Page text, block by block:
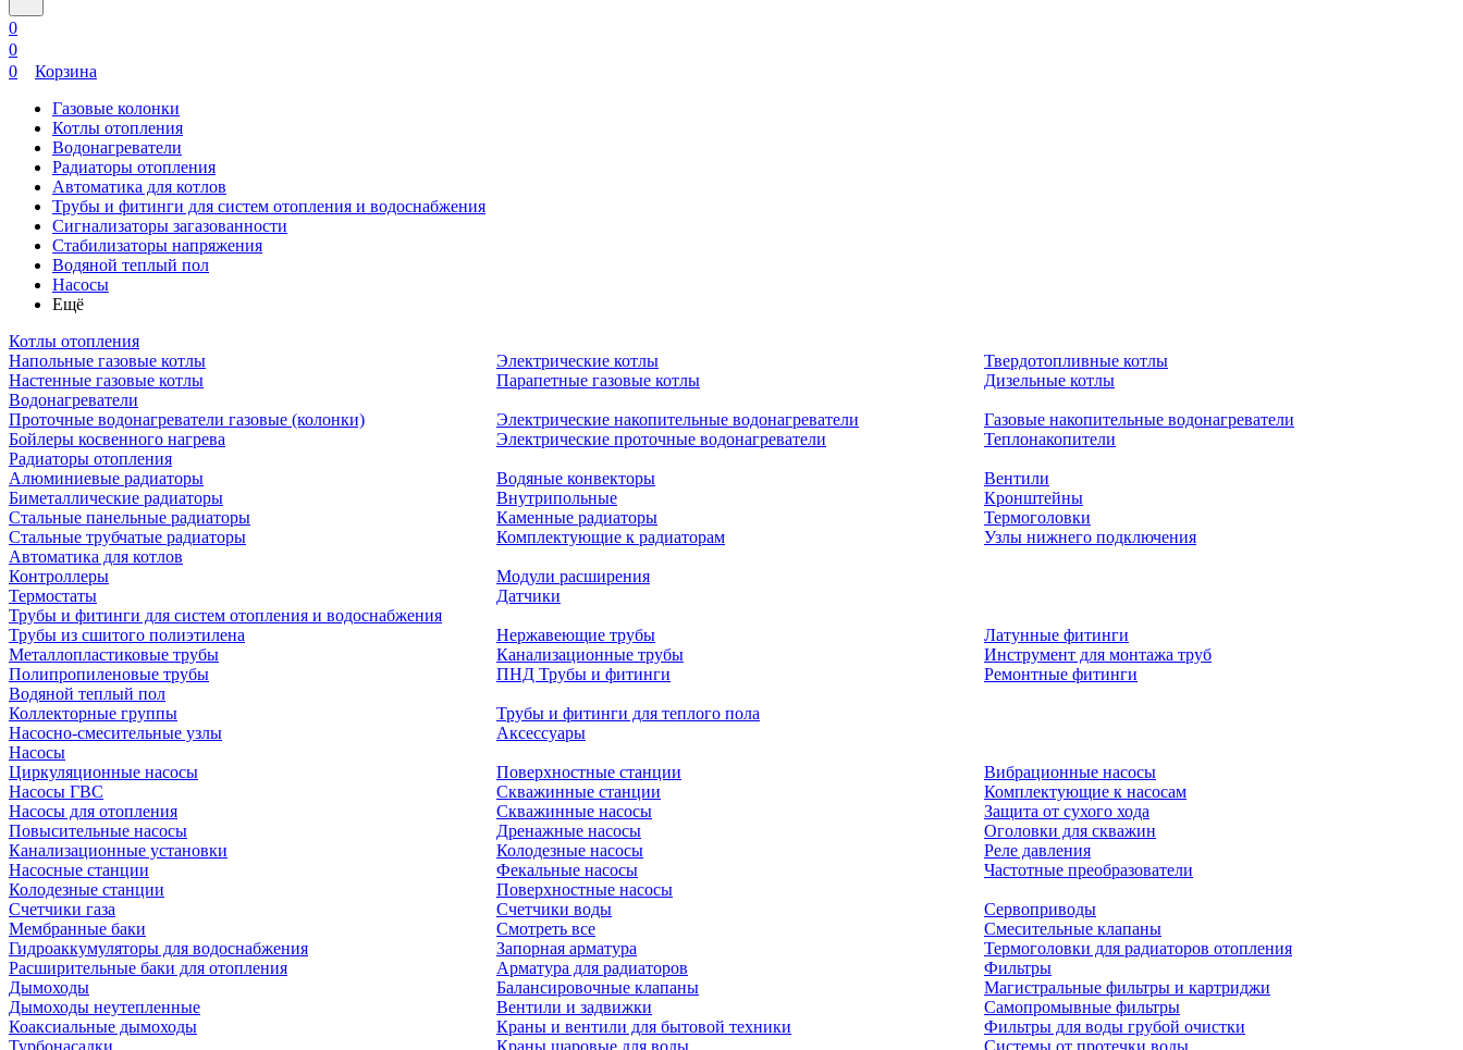
0
0
0
Корзина
Газовые колонки
Котлы отопления
Водонагреватели
Радиаторы отопления
Автоматика для котлов
Трубы и фитинги для систем отопления и водоснабжения
Сигнализаторы загазованности
Стабилизаторы напряжения
Водяной теплый пол
Насосы
Ещё
Котлы отопления
Напольные газовые котлы
Настенные газовые котлы
Электрические котлы
Парапетные газовые котлы
Твердотопливные котлы
Дизельные котлы
Водонагреватели
Проточные водонагреватели газовые (колонки)
Бойлеры косвенного нагрева
Электрические накопительные водонагреватели
Электрические проточные водонагреватели
Газовые накопительные водонагреватели
Теплонакопители
Радиаторы отопления
Алюминиевые радиаторы
Биметаллические радиаторы
Стальные панельные радиаторы
Стальные трубчатые радиаторы
Водяные конвекторы
Внутрипольные
Каменные радиаторы
Комплектующие к радиаторам
Вентили
Кронштейны
Термоголовки
Узлы нижнего подключения
Автоматика для котлов
Контроллеры
Термостаты
Модули расширения
Датчики
Трубы и фитинги для систем отопления и водоснабжения
Трубы из сшитого полиэтилена
Металлопластиковые трубы
Полипропиленовые трубы
Нержавеющие трубы
Канализационные трубы
ПНД Трубы и фитинги
Латунные фитинги
Инструмент для монтажа труб
Ремонтные фитинги
Водяной теплый пол
Коллекторные группы
Насосно-смесительные узлы
Трубы и фитинги для теплого пола
Аксессуары
Насосы
Циркуляционные насосы
Насосы ГВС
Насосы для отопления
Повысительные насосы
Канализационные установки
Насосные станции
Колодезные станции
Поверхностные станции
Скважинные станции
Скважинные насосы
Дренажные насосы
Колодезные насосы
Фекальные насосы
Поверхностные насосы
Вибрационные насосы
Комплектующие к насосам
Защита от сухого хода
Оголовки для скважин
Реле давления
Частотные преобразователи
Счетчики газа
Мембранные баки
Гидроаккумуляторы для водоснабжения
Расширительные баки для отопления
Дымоходы
Дымоходы неутепленные
Коаксиальные дымоходы
Турбонасадки
Счетчики воды
Смотреть все
Запорная арматура
Арматура для радиаторов
Балансировочные клапаны
Вентили и задвижки
Краны и вентили для бытовой техники
Краны шаровые для воды
Сервоприводы
Смесительные клапаны
Термоголовки для радиаторов отопления
Фильтры
Магистральные фильтры и картриджи
Самопромывные фильтры
Фильтры для воды грубой очистки
Системы от протечки воды